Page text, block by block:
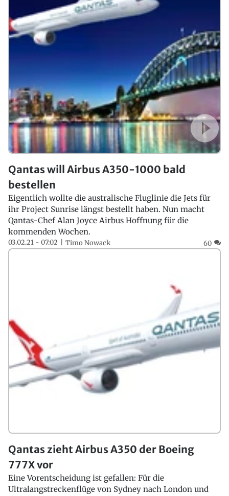
Qantas will Airbus A350-1000 bald
bestellen
Eigentlich wollte die australische Fluglinie die Jets für
ihr Project Sunrise längst bestellt haben. Nun macht
Qantas-Chef Alan Joyce Airbus Hoffnung für die
kommenden Wochen.
03.02.21 - 07:02 Timo Nowack 60
Qantas zieht Airbus A350 der Boeing
777X vor
Eine Vorentscheidung ist gefallen: Für die
Ultralangstreckenflüge von Sydney nach London und